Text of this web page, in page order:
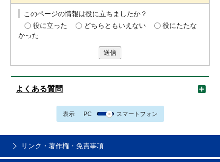
このページの情報は役に立ちましたか？
役に立った
どちらともいえない
役にたたな
かった
送信
よくある質問
表示 PC スマートフォン
リンク・著作権・免責事項